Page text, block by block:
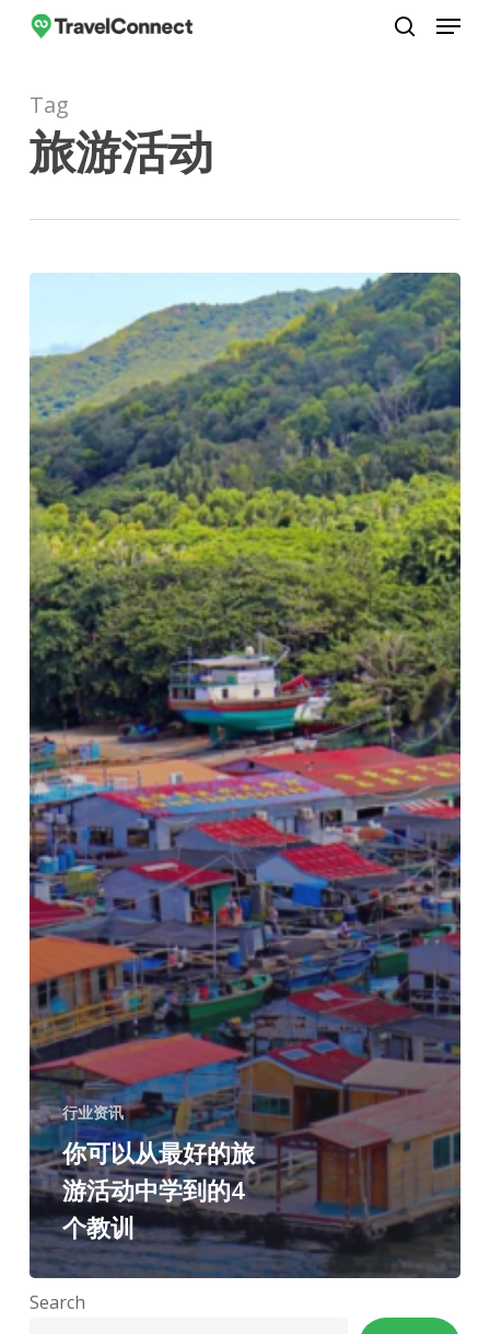
Skip
content
Menu
Tag
旅游活动
行业资讯
你可以从最好的旅
游活动中学到的4
个教训
Search